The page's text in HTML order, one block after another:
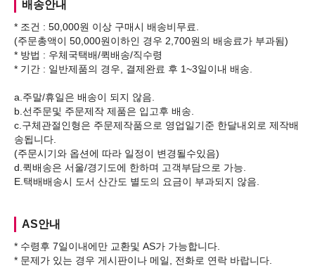
배송안내
* 조건 : 50,000원 이상 구매시 배송비무료.
(주문총액이 50,000원이하인 경우 2,700원의 배송료가 부과됨)
* 방법 : 우체국택배/퀵배송/직수령
* 기간 : 일반제품의 경우, 결제완료 후 1~3일이내 배송.
a.주말/휴일은 배송이 되지 않음.
b.선주문및 주문제작 제품은 입고후 배송.
c.구체관절인형은 주문제작품으로 영업일기준 한달내외로 제작배
송됩니다.
(주문시기와 옵션에 따라 일정이 변경될수있음)
d.퀵배송은 서울/경기도에 한하며 고객부담으로 가능.
AS안내
* 수령후 7일이내에만 교환및 AS가 가능합니다.
* 문제가 있는 경우 게시판이나 메일, 전화로 연락 바랍니다.